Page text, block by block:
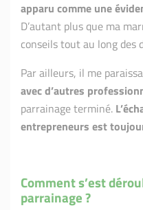
apparu comme une
D’autant plus que ma
conseils tout au long des
Par ailleurs, il me
avec d’autres
parrainage terminé.
entrepreneurs est
Comment s’est
parrainage ?